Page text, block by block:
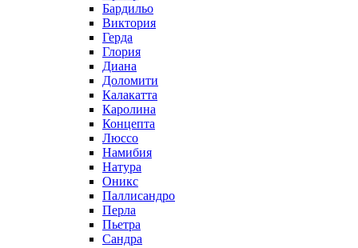
Бардильо
Виктория
Герда
Глория
Диана
Доломити
Калакатта
Каролина
Концепта
Люссо
Намибия
Натура
Оникс
Паллисандро
Перла
Пьетра
Сандра